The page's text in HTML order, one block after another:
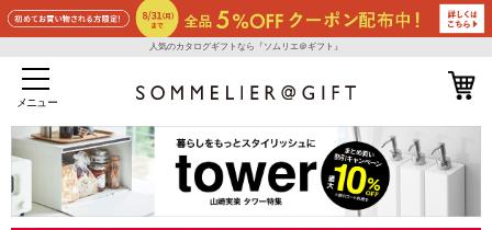
人気のカタログギフトなら『ソムリエ＠ギフト』
メニュー